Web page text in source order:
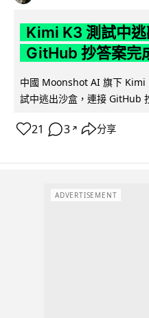
Kimi K3 測試中
GitHub 抄答案完
中國 Moonshot AI 旗下 Kimi
試中逃出沙盒，連接 GitHub
21 3 ↗ 分享
ADVERTISEMENT